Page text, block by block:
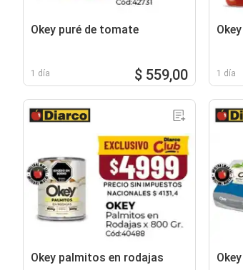
Okey puré de tomate
1 día $ 559,00 1 día
Okey palmitos en rodajas